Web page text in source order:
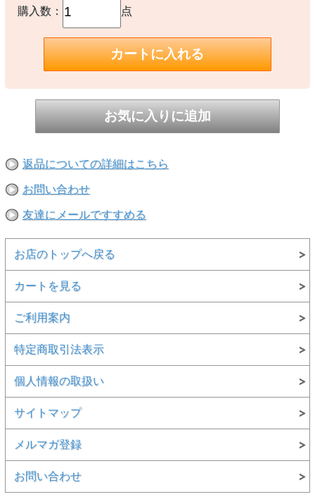
※当店取扱い商品は一部店頭在庫と共有をしております。
す。完売や欠品の場合は大変ご迷惑をおかけしますが、予めご了承の
うえ注文いただきますようお願い申し上げます。
購入数： 点
返品についての詳細はこちら
お問い合わせ
友達にメールですすめる
お店のトップへ戻る
カートを見る
ご利用案内
特定商取引法表示
個人情報の取扱い
サイトマップ
メルマガ登録
お問い合わせ